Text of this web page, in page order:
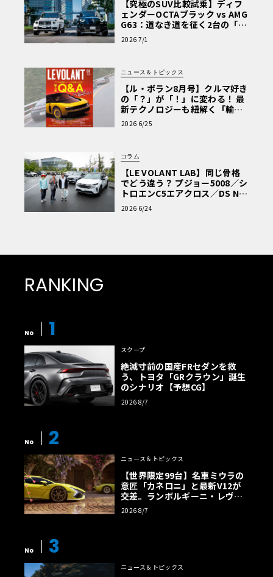
【究極のSUV比較試乗】ディフ
ェンダーOCTAブラック vs AMG
G63：道なき道を征く2台の「対
極的アプローチ」
2026 7/1
ニュース＆トピックス
【ル・ボラン8月号】クルマ好き
の「？」が「！」に変わる！ 最
新テクノロジーも紐解く「輸入
車Q&A」
2026 6/25
コラム
【LE VOLANT LAB】同じ骨格
でどう違う？ プジョー5008／シ
トロエンC5エアクロス／DS Nº4
読者一気乗りレポート
2026 6/24
RANKING
No 1
スクープ
絶滅寸前の国産FRセダンを救
う、トヨタ「GRクラウン」誕生
のシナリオ【予想CG】
2026 8/7
No 2
ニュース＆トピックス
【世界限定99台】名車ミウラの
意匠「カネロニ」と最新V12が
交差。ランボルギーニ・レヴエ
ルトに60周年記念車が登場
2026 8/7
No 3
ニュース＆トピックス